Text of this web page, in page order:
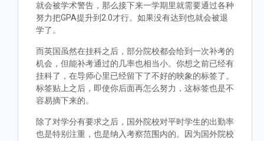
就会被学术警告，那么接下来一学期里就需要通过各种
努力把GPA提升到2.0才行。如果没有达到也就会被退
学了。
而英国虽然在挂科之后，部分院校都会给到一次补考的
机会，但能补考通过的几率也相当小。你想之前已经有
挂科了，在导师心里已经留下了不好的映象的标签了。
标签贴上之后，即使你后面再怎么努力，这标签也是不
容易摘下来的。
除了对学分有要求之后，国外院校对平时学生的出勤率
也是特别注重，也是纳入考察范围内的。因为国外院校